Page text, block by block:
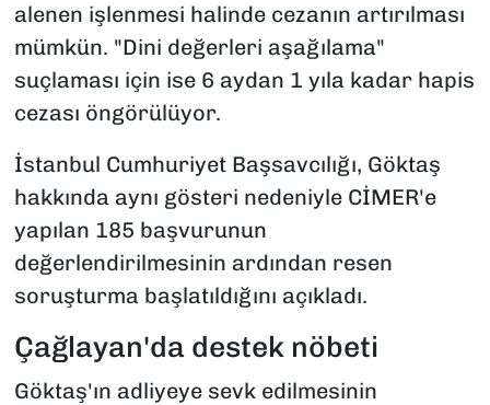
alenen işlenmesi halinde cezanın artırılması
mümkün. "Dini değerleri aşağılama"
suçlaması için ise 6 aydan 1 yıla kadar hapis
cezası öngörülüyor.
İstanbul Cumhuriyet Başsavcılığı, Göktaş
hakkında aynı gösteri nedeniyle CİMER'e
yapılan 185 başvurunun
değerlendirilmesinin ardından resen
soruşturma başlatıldığını açıkladı.
Çağlayan'da destek nöbeti
Göktaş'ın adliyeye sevk edilmesinin